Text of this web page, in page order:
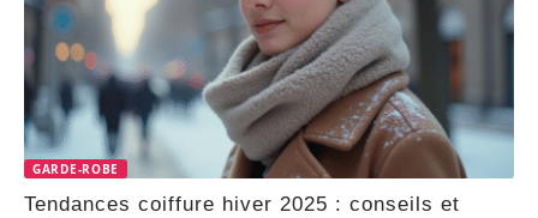
GARDE-ROBE
Tendances coiffure hiver 2025 : conseils et